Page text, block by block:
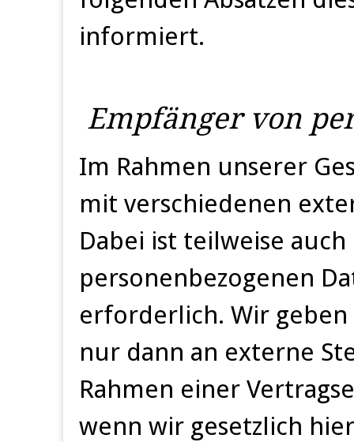
informiert.
Empfänger von
Im Rahmen unserer
mit verschiedenen
Dabei ist teilweise
personenbezogenen
erforderlich. Wir
nur dann an externe
Rahmen einer
wenn wir gesetzlich